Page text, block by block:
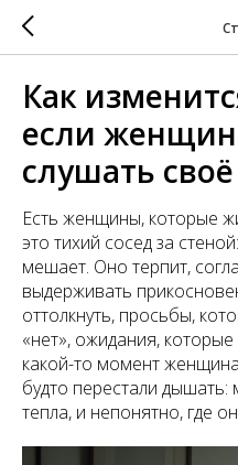
Как
если
слушать
Есть женщины, которые
это тихий сосед за
мешает. Оно терпит,
выдерживать
оттолкнуть, просьбы,
«нет», ожидания,
какой-то момент
будто перестали дышать:
тепла, и непонятно, где